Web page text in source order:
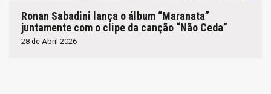
Ronan Sabadini lança o álbum “Maranata”
juntamente com o clipe da canção “Não Ceda”
28 de Abril 2026